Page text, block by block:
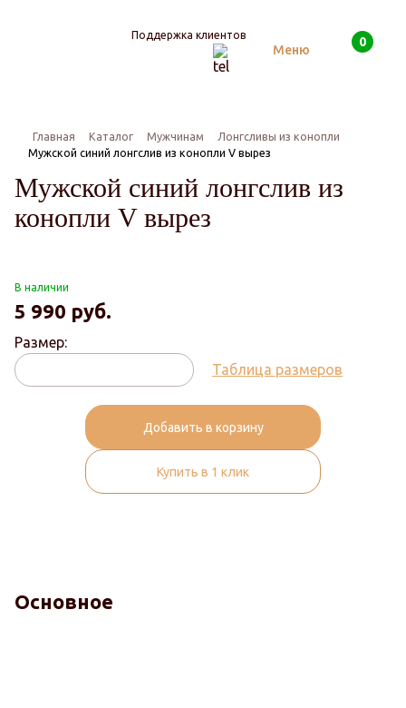
Поддержка клиентов
Меню
Поиск 0
Главная Каталог Мужчинам
Лонгсливы из конопли
Мужской синий лонгслив из конопли V вырез
Мужской синий лонгслив из
конопли V вырез
В наличии
5 990 руб.
Размер:
Таблица размеров
Добавить в корзину
Купить в 1 клик
Основное